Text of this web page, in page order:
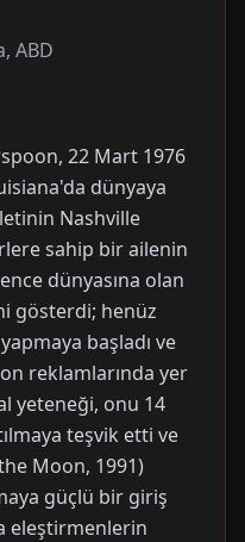
ABD
22 Mart 1976
dünyaya
Nashville
sahip bir ailenin
dünyasına olan
gösterdi; henüz
başladı ve
reklamlarında yer
yeteneği, onu 14
teşvik etti ve
Moon, 1991)
güçlü bir giriş
eleştirmenlerin